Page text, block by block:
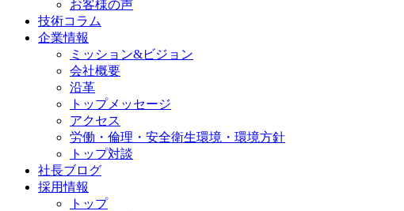
お客様の声
技術コラム
企業情報
ミッション&ビジョン
会社概要
沿革
トップメッセージ
アクセス
労働・倫理・安全衛生環境・環境方針
トップ対談
社長ブログ
採用情報
トップ